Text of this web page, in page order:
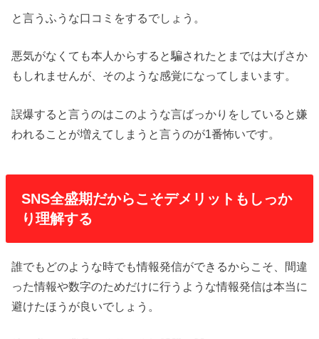
と言うふうな口コミをするでしょう。
悪気がなくても本人からすると騙されたとまでは大げさか
もしれませんが、そのような感覚になってしまいます。
誤爆すると言うのはこのような言ばっかりをしていると嫌
われることが増えてしまうと言うのが1番怖いです。
SNS全盛期だからこそデメリットもしっか
り理解する
誰でもどのような時でも情報発信ができるからこそ、間違
った情報や数字のためだけに行うような情報発信は本当に
避けたほうが良いでしょう。